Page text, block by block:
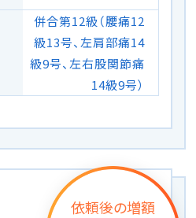
併合第12級（腰痛12
級13号、左肩部痛14
級9号、左右股関節痛
14級9号）
依頼後の増額